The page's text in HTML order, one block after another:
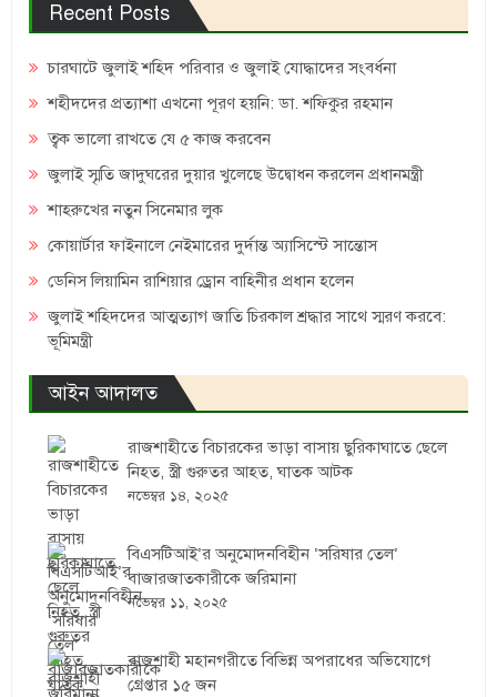
Recent Posts
চারঘাটে জুলাই শহিদ পরিবার ও জুলাই যোদ্ধাদের সংবর্ধনা
শহীদদের প্রত্যাশা এখনো পূরণ হয়নি: ডা. শফিকুর রহমান
ত্বক ভালো রাখতে যে ৫ কাজ করবেন
জুলাই স্মৃতি জাদুঘরের দুয়ার খুলেছে উদ্বোধন করলেন প্রধানমন্ত্রী
শাহরুখের নতুন সিনেমার লুক
কোয়ার্টার ফাইনালে নেইমারের দুর্দান্ত অ্যাসিস্টে সান্তোস
ডেনিস লিয়ামিন রাশিয়ার ড্রোন বাহিনীর প্রধান হলেন
জুলাই শহিদদের আত্মত্যাগ জাতি চিরকাল শ্রদ্ধার সাথে স্মরণ করবে:
ভূমিমন্ত্রী
আইন আদালত
রাজশাহীতে বিচারকের ভাড়া বাসায় ছুরিকাঘাতে ছেলে
নিহত, স্ত্রী গুরুতর আহত, ঘাতক আটক
নভেম্বর ১৪, ২০২৫
বিএসটিআই’র অনুমোদনবিহীন ‘সরিষার তেল’
বাজারজাতকারীকে জরিমানা
নভেম্বর ১১, ২০২৫
রাজশাহী মহানগরীতে বিভিন্ন অপরাধের অভিযোগে
গ্রেপ্তার ১৫ জন